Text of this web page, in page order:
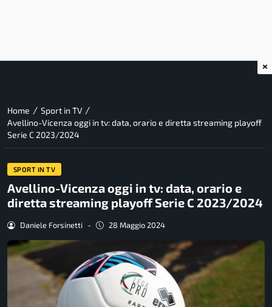
Home / Sport in TV /
Avellino-Vicenza oggi in tv: data, orario e diretta streaming playoff
Serie C 2023/2024
SPORT IN TV
Avellino-Vicenza oggi in tv: data, orario e
diretta streaming playoff Serie C 2023/2024
Daniele Forsinetti - 28 Maggio 2024
×